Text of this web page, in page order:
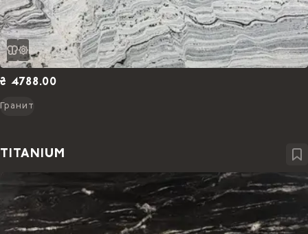
₴ 4788.00
Гранит
TITANIUM